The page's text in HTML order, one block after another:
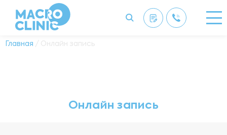
Главная / Онлайн запись
Онлайн запись